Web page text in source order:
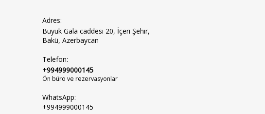
Adres:
Büyük Gala caddesi 20, İçeri Şehir,
Bakü, Azerbaycan
Telefon:
+994999000145
Ön büro ve rezervasyonlar
WhatsApp:
+994999000145